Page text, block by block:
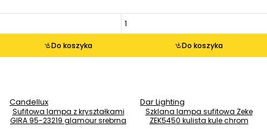
Do koszyka
Candellux
Sufitowa lampa z kryształkami
GIRA 95-23219 glamour srebrna
Do koszyka
Dar Lighting
Szklana lampa sufitowa Zeke
ZEK5450 kulista kule chrom